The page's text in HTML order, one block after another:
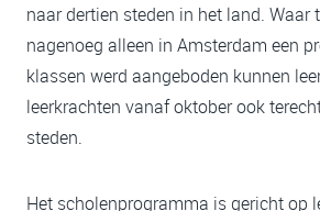
naar dertien steden in het land. Waar
nagenoeg alleen in Amsterdam een
klassen werd aangeboden kunnen
leerkrachten vanaf oktober ook
steden.
Het scholenprogramma is gericht op